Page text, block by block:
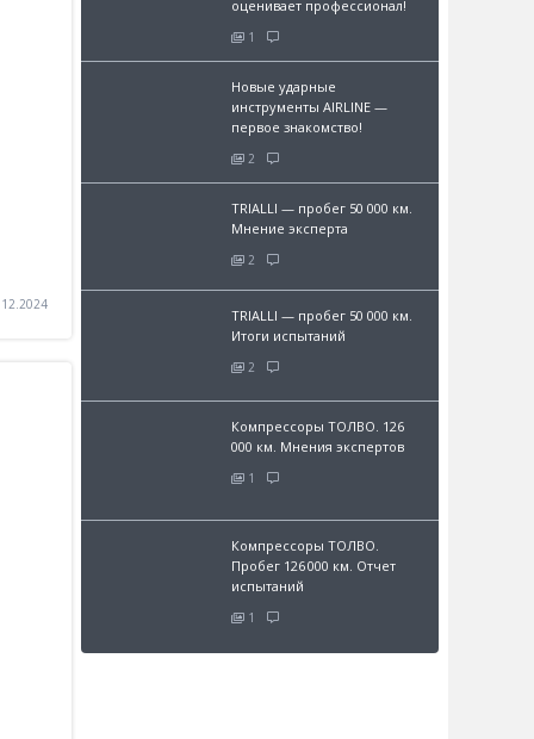
оценивает профессионал!
1
Новые ударные
инструменты AIRLINE —
первое знакомство!
2
TRIALLI — пробег 50 000 км.
Мнение эксперта
2
TRIALLI — пробег 50 000 км.
Итоги испытаний
2
Компрессоры ТОЛВО. 126
000 км. Мнения экспертов
1
Компрессоры ТОЛВО.
Пробег 126 000 км. Отчет
испытаний
1